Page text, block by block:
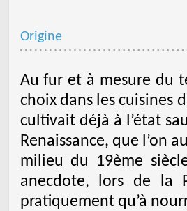
Origine
Au fur et à mesure du
choix dans les cuisines
cultivait déjà à l’état
Renaissance, que l’on
milieu du 19ème
anecdote, lors de la
pratiquement qu’à